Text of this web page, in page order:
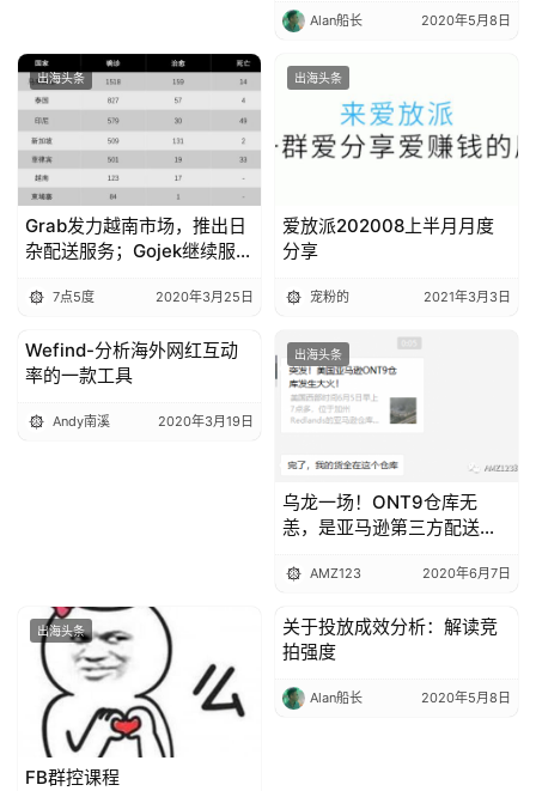
Alan船长 2020年5月8日
出海头条
Grab发力越南市场，推出日
杂配送服务；Gojek继续服务
务 7点5度 2020年3月25日
出海头条
爱放派202008上半月月度
分享
宠粉的 2021年3月3日
出海头条
Wefind-分析海外网红互动
率的一款工具
Andy南溪 2020年3月19日
出海头条
乌龙一场！ONT9仓库无
恙，是亚马逊第三方配送仓
AMZ123 2020年6月7日
出海头条
FB群控课程
出海头条
关于投放成效分析：解读竞
拍强度
Alan船长 2020年5月8日